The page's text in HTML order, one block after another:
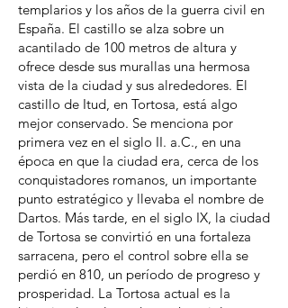
templarios y los años de la guerra civil en
España. El castillo se alza sobre un
acantilado de 100 metros de altura y
ofrece desde sus murallas una hermosa
vista de la ciudad y sus alrededores. El
castillo de Itud, en Tortosa, está algo
mejor conservado. Se menciona por
primera vez en el siglo II. a.C., en una
época en que la ciudad era, cerca de los
conquistadores romanos, un importante
punto estratégico y llevaba el nombre de
Dartos. Más tarde, en el siglo IX, la ciudad
de Tortosa se convirtió en una fortaleza
sarracena, pero el control sobre ella se
perdió en 810, un período de progreso y
prosperidad. La Tortosa actual es la